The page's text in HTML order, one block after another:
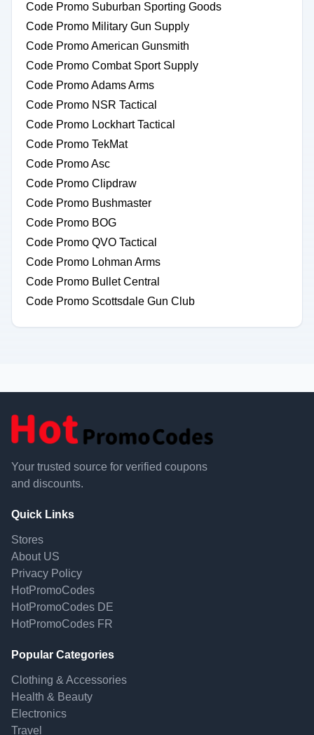
Code Promo Suburban Sporting Goods
Code Promo Military Gun Supply
Code Promo American Gunsmith
Code Promo Combat Sport Supply
Code Promo Adams Arms
Code Promo NSR Tactical
Code Promo Lockhart Tactical
Code Promo TekMat
Code Promo Asc
Code Promo Clipdraw
Code Promo Bushmaster
Code Promo BOG
Code Promo QVO Tactical
Code Promo Lohman Arms
Code Promo Bullet Central
Code Promo Scottsdale Gun Club
Your trusted source for verified coupons
and discounts.
Quick Links
Stores
About US
Privacy Policy
HotPromoCodes
HotPromoCodes DE
HotPromoCodes FR
Popular Categories
Clothing & Accessories
Health & Beauty
Electronics
Travel